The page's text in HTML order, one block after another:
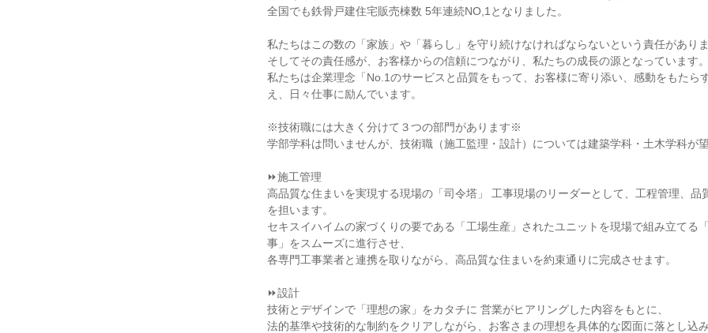
全国でも鉄骨戸建住宅販売棟数 5年連続NO,1となりました。
私たちはこの数の「家族」や「暮らし」を守り続けなければならないという責任がありま
そしてその責任感が、お客様からの信頼につながり、私たちの成長の源となっています。
私たちは企業理念「No.1のサービスと品質をもって、お客様に寄り添い、感動をもたら
え、日々仕事に励んでいます。
※技術職には大きく分けて３つの部門があります※
学部学科は問いませんが、技術職（施工監理・設計）については建築学科・土木学科が望
⏩施工管理
高品質な住まいを実現する現場の「司令塔」 工事現場のリーダーとして、工程管理、品
を担います。
セキスイハイムの家づくりの要である「工場生産」されたユニットを現場で組み立てる
事」をスムーズに進行させ、
各専門工事業者と連携を取りながら、高品質な住まいを約束通りに完成させます。
⏩設計
技術とデザインで「理想の家」をカタチに 営業がヒアリングした内容をもとに、
法的基準や技術的な制約をクリアしながら、お客さまの理想を具体的な図面に落とし込み